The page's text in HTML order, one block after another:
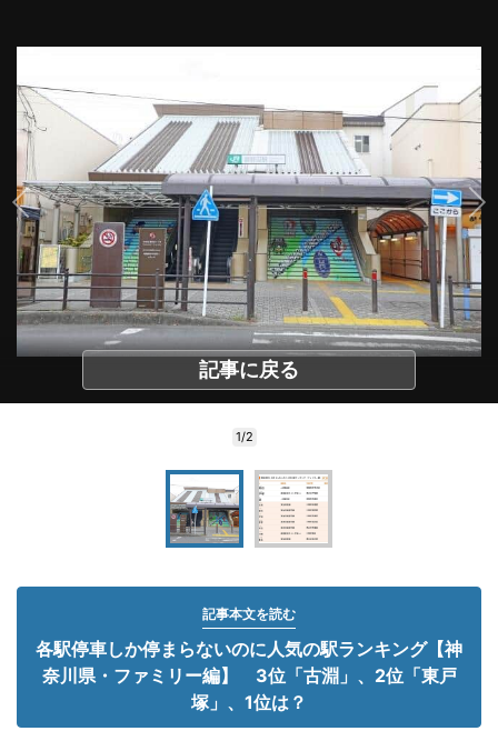
記事に戻る
1/2
記事本文を読む
各駅停車しか停まらないのに人気の駅ランキング【神
奈川県・ファミリー編】 3位「古淵」、2位「東戸
塚」、1位は？